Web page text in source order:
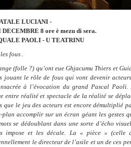
LUCIANI -
8 ore è mezu di sera.
PAOLI - U TEATRINU
fous .
(folle ?) qu’ont eue Ghjacumu Thiers et
jouant le rôle de fous qui vont devenir
à l’évocation du grand Pascal Paoli.
entre réalité et spectacle de la réalité se
que le jeu des acteurs est encore démultiplié
accomplir sur un écran géant les gestes
se dédoublant dans une sorte d’écho
et les décale. La « pièce » (celle
le directeur de l’asile et un de ces